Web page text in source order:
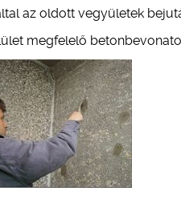
az oldott vegyületek
megfelelő